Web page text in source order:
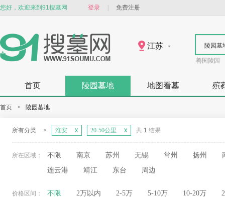
您好，欢迎来到91搜墓网 登录 免费注册
江苏 陵园墓
善国陵园
首页 陵园墓地 地图看墓 殡
首页 > 陵园墓地
所有分类 > 淮安 20-50公里 共 1 结果
所在区域： 不限 南京 苏州 无锡 常州 扬州
连云港
靖江 东台 周边
价格区间： 不限 2万以内 2-5万 5-10万 10-20万